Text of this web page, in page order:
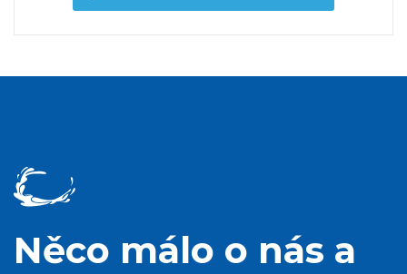
Něco málo o nás a